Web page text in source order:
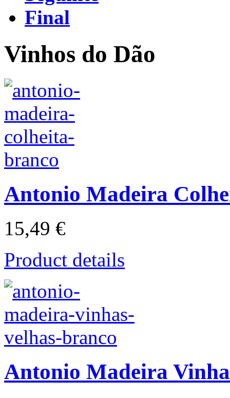
Final
Vinhos do Dão
Antonio Madeira
15,49 €
Product details
Antonio Madeira